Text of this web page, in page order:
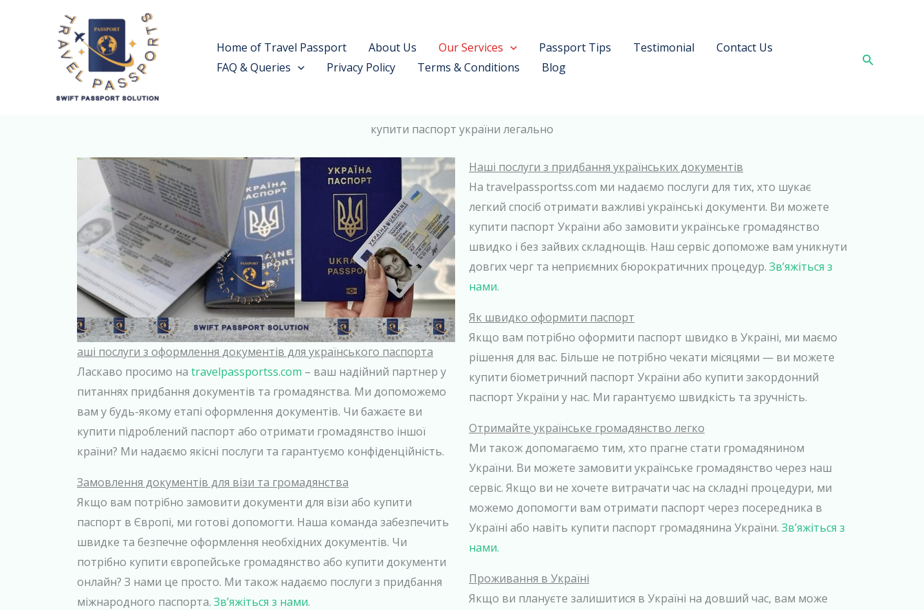
Home of Travel Passport About Us Our Services Passport Tips Testimonial
Contact Us
FAQ & Queries
Privacy Policy Terms & Conditions Blog
Search
купити паспорт україни легально
аші послуги з оформлення документів для українського паспорта
Ласкаво просимо на travelpassportss.com – ваш надійний партнер у
питаннях придбання документів та громадянства. Ми допоможемо
вам у будь-якому етапі оформлення документів. Чи бажаєте ви
купити підроблений паспорт або отримати громадянство іншої
країни? Ми надаємо якісні послуги та гарантуємо конфіденційність.
Замовлення документів для візи та громадянства
Якщо вам потрібно замовити документи для візи або купити
паспорт в Європі, ми готові допомогти. Наша команда забезпечить
швидке та безпечне оформлення необхідних документів. Чи
потрібно купити європейське громадянство або купити документи
онлайн? З нами це просто. Ми також надаємо послуги з придбання
міжнародного паспорта. Зв’яжіться з нами.
Наші послуги з придбання українських документів
На travelpassportss.com ми надаємо послуги для тих, хто шукає
легкий спосіб отримати важливі українські документи. Ви можете
купити паспорт України або замовити українське громадянство
швидко і без зайвих складнощів. Наш сервіс допоможе вам уникнути
довгих черг та неприємних бюрократичних процедур. Зв’яжіться з
нами.
Як швидко оформити паспорт
Якщо вам потрібно оформити паспорт швидко в Україні, ми маємо
рішення для вас. Більше не потрібно чекати місяцями — ви можете
купити біометричний паспорт України або купити закордонний
паспорт України у нас. Ми гарантуємо швидкість та зручність.
Отримайте українське громадянство легко
Ми також допомагаємо тим, хто прагне стати громадянином
України. Ви можете замовити українське громадянство через наш
сервіс. Якщо ви не хочете витрачати час на складні процедури, ми
можемо допомогти вам отримати паспорт через посередника в
Україні або навіть купити паспорт громадянина України. Зв’яжіться з
нами.
Проживання в Україні
Якщо ви плануєте залишитися в Україні на довший час, вам може